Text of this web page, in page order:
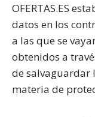
OFERTAS.ES
datos en los
a las que se
obtenidos a
de salvaguardar
materia de